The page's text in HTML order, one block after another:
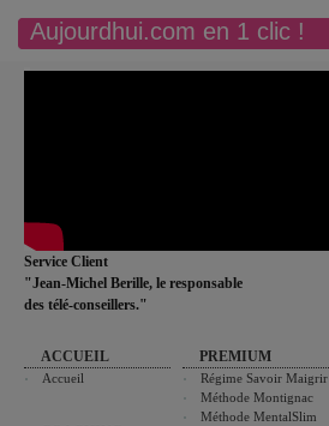
Aujourdhui.com en 1 clic !
Service Client
"Jean-Michel Berille, le responsable
des télé-conseillers."
ACCUEIL
Accueil
PREMIUM
Régime Savoir Maigrir
Méthode Montignac
Méthode MentalSlim